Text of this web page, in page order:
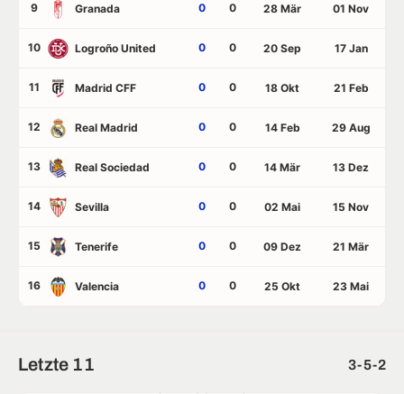
9 Granada 0 0 28 Mär 01 Nov
10 Logroño United 0 0 20 Sep 17 Jan
11 Madrid CFF 0 0 18 Okt 21 Feb
12 Real Madrid 0 0 14 Feb 29 Aug
13 Real Sociedad 0 0 14 Mär 13 Dez
14 Sevilla 0 0 02 Mai 15 Nov
15 Tenerife 0 0 09 Dez 21 Mär
16 Valencia 0 0 25 Okt 23 Mai
Letzte 11 3-5-2